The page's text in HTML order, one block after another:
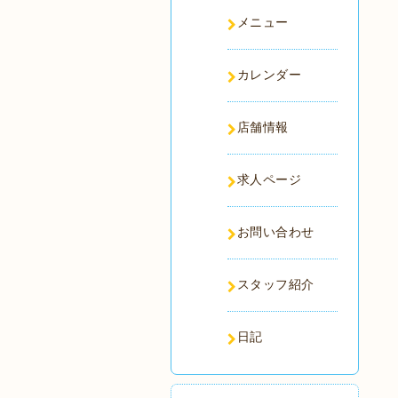
メニュー
カレンダー
店舗情報
求人ページ
お問い合わせ
スタッフ紹介
日記